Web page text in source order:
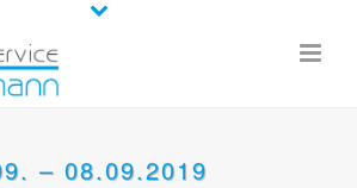
– 08.09.2019